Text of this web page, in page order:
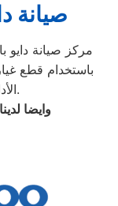
صيانة
مركز صيانة دايو
باستخدام قطع
الأداء المثالي وطول عمر الأجهزة.
وايضا لدينا